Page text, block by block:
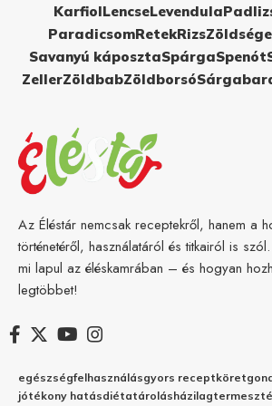
KarfiolLencseLevendula
ParadicsomRetekRizs
Savanyú káposztaSpárgaSpenót
ZellerZöldbabZöldborsó
Az Éléstár nemcsak receptekről, hanem a
történetéről, használatáról és titkairól is
mi lapul az éléskamrában – és hogyan
legtöbbet!
egészségfelhasználásgyors receptköret
jótékony hatásdiétatárolásházilag